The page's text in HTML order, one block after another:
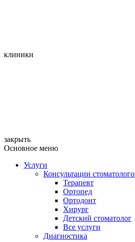
клиники
закрыть
Основное меню
Услуги
Консультации
Терапевт
Ортопед
Ортодонт
Хирург
Детский стоматолог
Все услуги
Диагностика